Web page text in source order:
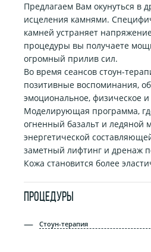
Предлагаем Вам окунуться в
исцеления камнями.
камней устраняет
процедуры вы получаете
огромный прилив сил.
Во время сеансов стоун-
позитивные воспоминания,
эмоциональное, физическое
Моделирующая программа,
огненный базальт и ледяной
энергетической
заметный лифтинг и дренаж
Кожа становится более
ПРОЦЕДУРЫ
Стоун-терапия